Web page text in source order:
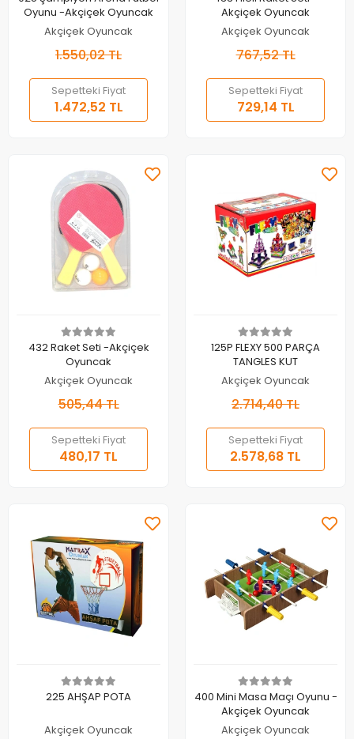
Oyunu -Akçiçek Oyuncak
Akçiçek Oyuncak
1.550,02 TL
Sepetteki Fiyat
1.472,52 TL
Akçiçek Oyuncak
Akçiçek Oyuncak
767,52 TL
Sepetteki Fiyat
729,14 TL
Sepete Ekle
432 Raket Seti -Akçiçek
Oyuncak
Akçiçek Oyuncak
505,44 TL
Sepetteki Fiyat
480,17 TL
Sepete Ekle
125P FLEXY 500 PARÇA
TANGLES KUT
Akçiçek Oyuncak
2.714,40 TL
Sepetteki Fiyat
2.578,68 TL
Sepete Ekle
225 AHŞAP POTA
Akçiçek Oyuncak
Sepete Ekle
400 Mini Masa Maçı Oyunu -
Akçiçek Oyuncak
Akçiçek Oyuncak